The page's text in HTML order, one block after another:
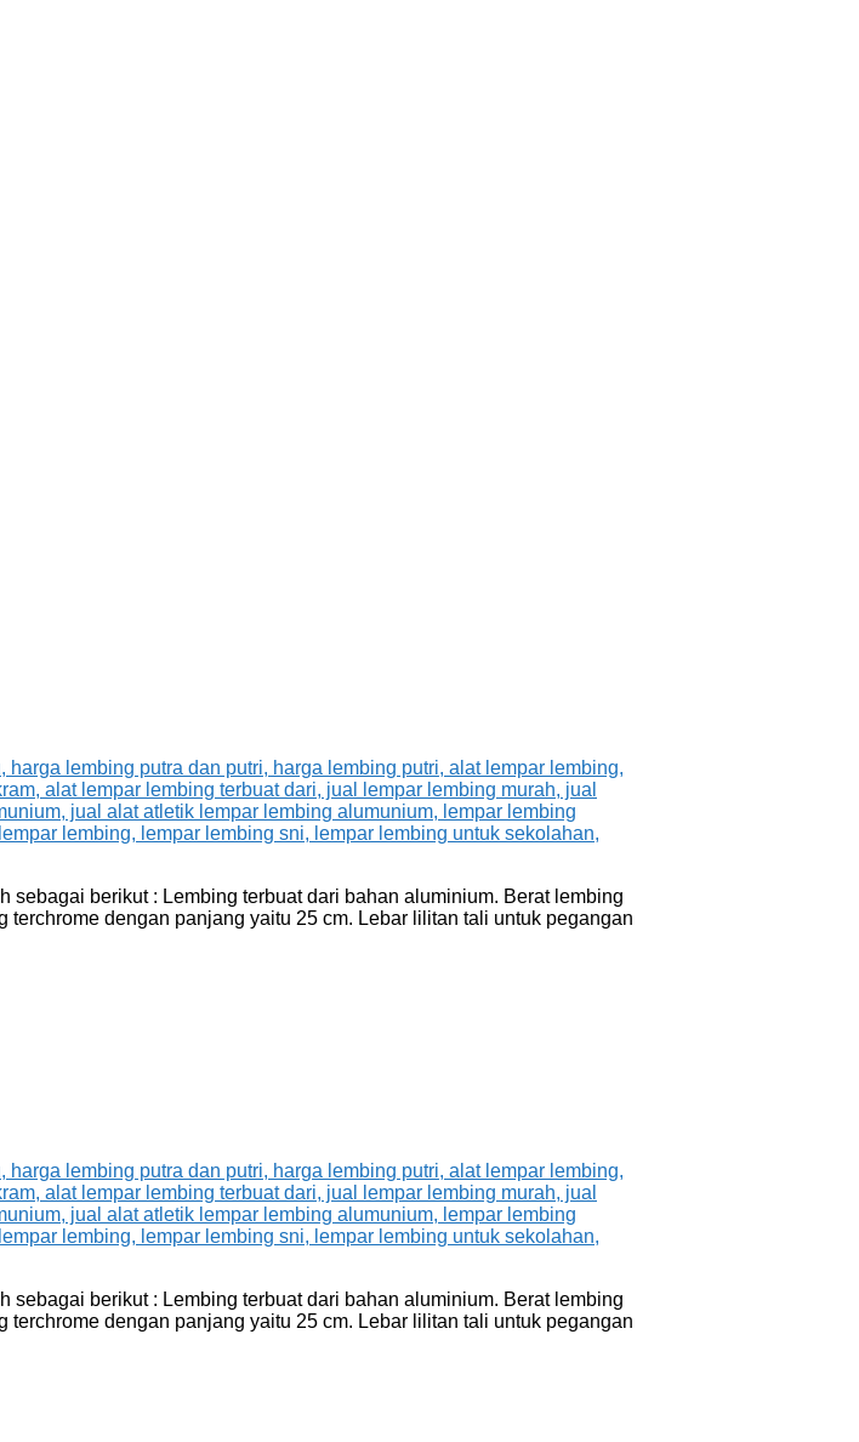
Murah
berikut : Lembing terbuat dari bahan aluminium. Berat lembing
dengan panjang yaitu 25 cm. Lebar lilitan tali untuk pegangan
berikut : Lembing terbuat dari bahan aluminium. Berat lembing
dengan panjang yaitu 25 cm. Lebar lilitan tali untuk pegangan